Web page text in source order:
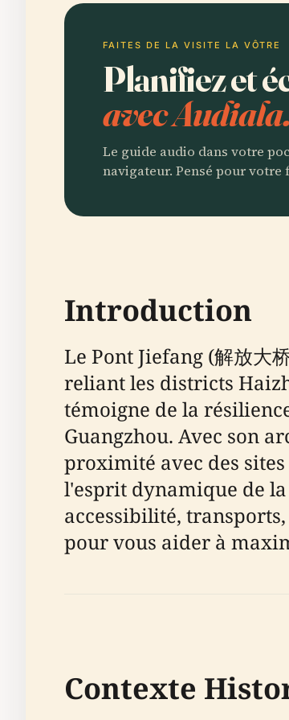
FAITES DE LA VISITE LA VÔTRE
Planifiez et
avec Audiala.
Le guide audio dans votre
navigateur. Pensé pour votre
Introduction
Le Pont Jiefang (解放大
reliant les districts
témoigne de la
Guangzhou. Avec son
proximité avec des
l'esprit dynamique de
accessibilité,
pour vous aider à
Contexte